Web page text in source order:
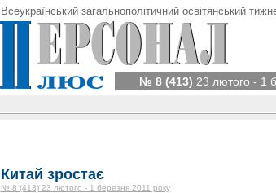
Всеукраїнський загальнополітичний освітянський
№ 8 (413) 23 лютого - 1
Китай зростає
№ 8 (413) 23 лютого - 1 березня 2011 року